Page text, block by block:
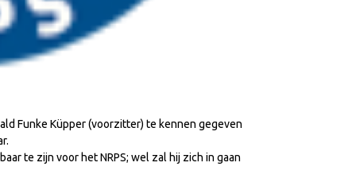
Funke Küpper (voorzitter) te kennen gegeven
te zijn voor het NRPS; wel zal hij zich in gaan